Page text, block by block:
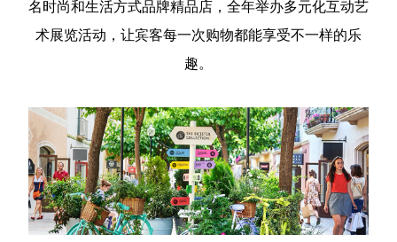
名时尚和生活方式品牌精品店，全年举办多元化互动艺
术展览活动，让宾客每一次购物都能享受不一样的乐
趣。